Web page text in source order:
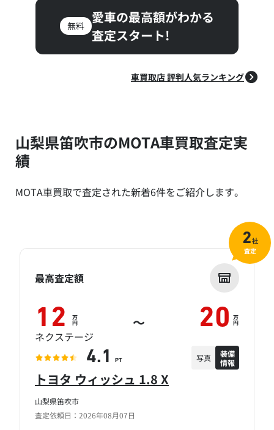
無料
愛車の最高額がわかる
査定スタート!
車買取店 評判人気ランキング
山梨県笛吹市のMOTA車買取査定実
績
MOTA車買取で査定された新着6件をご紹介します。
山梨県笛吹市
査定依頼日：2026年08月07日
トヨタ ウィッシュ 1.8 X
最高査定額
12 万
円 ～ 20 万
円
ネクステージ
4.1 PT 写真
装備
情報
2社
査定